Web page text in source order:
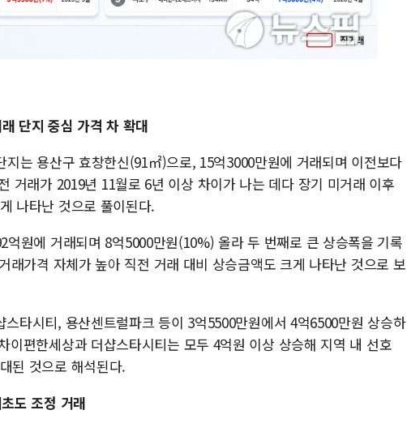
단지 중심 가격 차 확대
는 용산구 효창한신(91㎡)으로, 15억3000만원에 거래되며 이전보다
거래가 2019년 11월로 6년 이상 차이가 나는 데다 장기 미거래 이후
나타난 것으로 풀이된다.
원에 거래되며 8억5000만원(10%) 올라 두 번째로 큰 상승폭을 기록
래가격 자체가 높아 직전 거래 대비 상승금액도 크게 나타난 것으로 보
타시티, 용산센트럴파크 등이 3억5500만원에서 4억6500만원 상승하
이편한세상과 더샵스타시티는 모두 4억원 이상 상승해 지역 내 선호
된 것으로 해석된다.
도 조정 거래